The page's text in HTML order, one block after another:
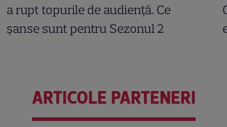
a rupt topurile de audiență. Ce
șanse sunt pentru Sezonul 2
ARTICOLE PARTENERI